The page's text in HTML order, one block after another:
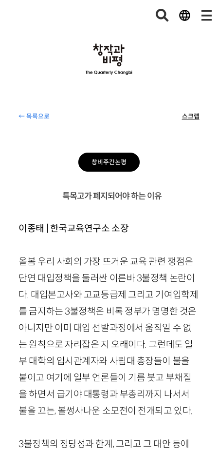
← 목록으로 스크랩
창비주간논평
특목고가 폐지되어야 하는 이유
이종태 | 한국교육연구소 소장
올봄 우리 사회의 가장 뜨거운 교육 관련 쟁점은
단연 대입정책을 둘러싼 이른바 3불정책 논란이
다. 대입본고사와 고교등급제 그리고 기여입학제
를 금지하는 3불정책은 비록 정부가 명명한 것은
아니지만 이미 대입 선발과정에서 움직일 수 없
는 원칙으로 자리잡은 지 오래이다. 그런데도 일
부 대학의 입시관계자와 사립대 총장들이 불을
붙이고 여기에 일부 언론들이 기름 붓고 부채질
을 하면서 급기야 대통령과 부총리까지 나서서
불을 끄는, 볼썽사나운 소모전이 전개되고 있다.
3불정책의 정당성과 한계, 그리고 그 대안 등에